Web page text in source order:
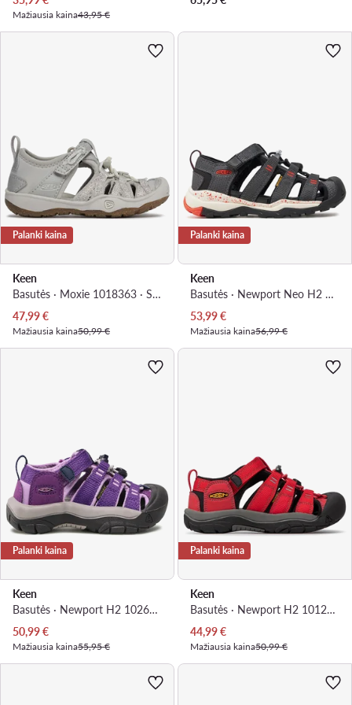
Mažiausia kaina43,95 €
Palanki kaina
Keen
Basutės · Moxie 1018363 · Sidabrinė
Dabartinė kaina
47,99€
Mažiausia kaina50,99 €
Palanki kaina
Keen
Basutės · Newport Neo H2 1018434 · Pilka
Dabartinė kaina
53,99€
Mažiausia kaina56,99 €
Palanki kaina
Keen
Basutės · Newport H2 1026265 · Violetinė
Dabartinė kaina
50,99€
Mažiausia kaina55,95 €
Palanki kaina
Keen
Basutės · Newport H2 1012318 · Raudona
Dabartinė kaina
44,99€
Mažiausia kaina50,99 €